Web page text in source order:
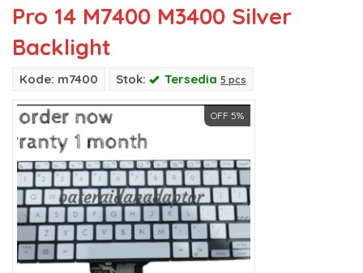
Pro 14 M7400 M3400 Silver
Backlight
Kode: m7400 Stok: Tersedia 5 pcs
OFF 5%